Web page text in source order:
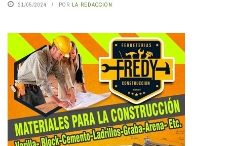
21/05/2024 POR LA REDACCIÓN